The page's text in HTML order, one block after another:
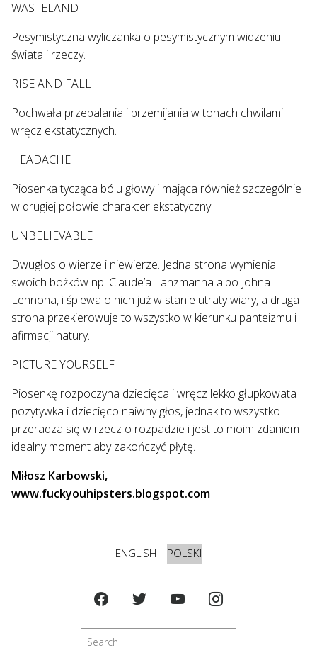
WASTELAND
Pesymistyczna wyliczanka o pesymistycznym widzeniu
świata i rzeczy.
RISE AND FALL
Pochwała przepalania i przemijania w tonach chwilami
wręcz ekstatycznych.
HEADACHE
Piosenka tycząca bólu głowy i mająca również szczególnie
w drugiej połowie charakter ekstatyczny.
UNBELIEVABLE
Dwugłos o wierze i niewierze. Jedna strona wymienia
swoich bożków np. Claude’a Lanzmanna albo Johna
Lennona, i śpiewa o nich już w stanie utraty wiary, a druga
strona przekierowuje to wszystko w kierunku panteizmu i
afirmacji natury.
PICTURE YOURSELF
Piosenkę rozpoczyna dziecięca i wręcz lekko głupkowata
pozytywka i dziecięco naiwny głos, jednak to wszystko
przeradza się w rzecz o rozpadzie i jest to moim zdaniem
idealny moment aby zakończyć płytę.
Miłosz Karbowski,
www.fuckyouhipsters.blogspot.com
ENGLISH POLSKI